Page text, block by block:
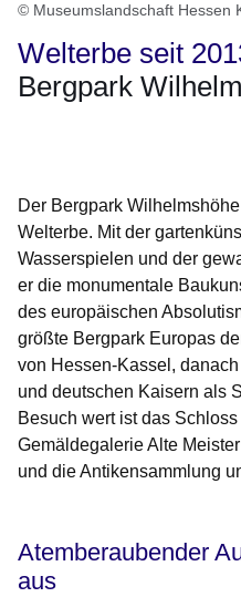
© Museumslandschaft Hessen
Welterbe seit
Bergpark
Der Bergpark
Welterbe. Mit der
Wasserspielen und der
er die monumentale
des europäischen
größte Bergpark Europas
von Hessen-Kassel,
und deutschen Kaisern als
Besuch wert ist das
Gemäldegalerie Alte
und die Antikensammlung
Atemberaubender
aus